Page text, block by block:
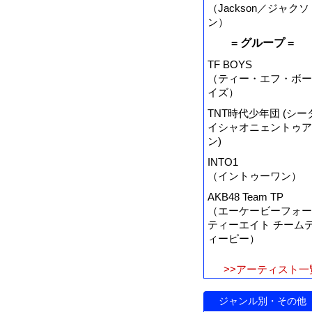
（Jackson／ジャクソ
ン）
= グループ =
TF BOYS
（ティー・エフ・ボー
イズ）
TNT時代少年団 (シー
イシャオニェントゥア
ン)
INTO1
（イントゥーワン）
AKB48 Team TP
（エーケービーフォー
ティーエイト チーム
ィーピー）
>>アーティスト一
ジャンル別・その他